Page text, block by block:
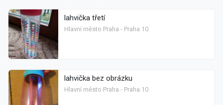
lahvička třetí
Hlavní město Praha - Praha 10
lahvička bez obrázku
Hlavní město Praha - Praha 10